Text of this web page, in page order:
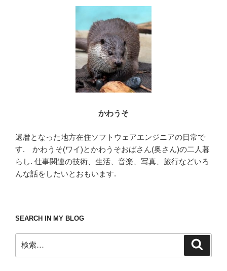
かわうそ
還暦となった地方在住ソフトウェアエンジニアの日常で
す. かわうそ(ワイ)とかわうそおばさん(奥さん)の二人暮
らし. 仕事関連の技術、生活、音楽、写真、旅行などいろ
んな話をしたいとおもいます.
SEARCH IN MY BLOG
索: